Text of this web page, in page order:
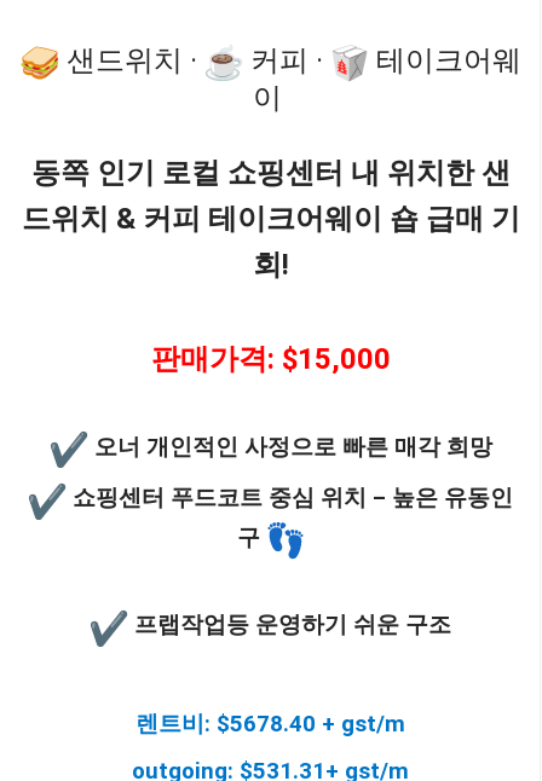
샌드위치 · 커피 ·
테이크어웨
이
동쪽 인기 로컬 쇼핑센터 내 위치한 샌
드위치 & 커피 테이크어웨이 숍 급매 기
회!
판매가격: $15,000
오너 개인적인 사정으로 빠른 매각 희망
쇼핑센터 푸드코트 중심 위치 – 높은 유동인
구
프랩작업등 운영하기 쉬운 구조
렌트비: $5678.40 + gst/m
outgoing: $531.31+ gst/m